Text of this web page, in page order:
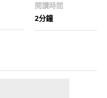
閱讀時間
2分鐘